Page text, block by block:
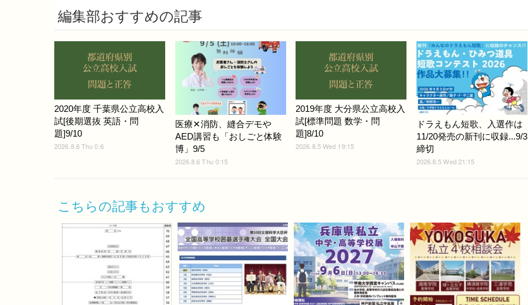
編集部おすすめの記事
2020年度 千葉県公立高校入
試[後期選抜 英語・問
題]9/10
2026.8.6 Thu 0:6
医療✕消防、縫合デモや
AED講習も「おしごと体験
博」9/5
2026.8.6 Thu 0:15
2019年度 大分県公立高校入
試[標準問題 数学・問
題]8/10
2026.8.5 Wed 19:15
ドラえもん短歌、入選作は
11/20発売の新刊に収録...9/3
締切
2026.8.5 Wed 21:15
こちらの記事もおすすめ